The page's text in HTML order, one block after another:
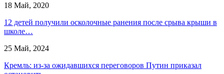
18 Май, 2020
12 детей получили осколочные ранения после срыва крыши в
школе…
25 Май, 2024
Кремль: из-за ожидавшихся переговоров Путин приказал